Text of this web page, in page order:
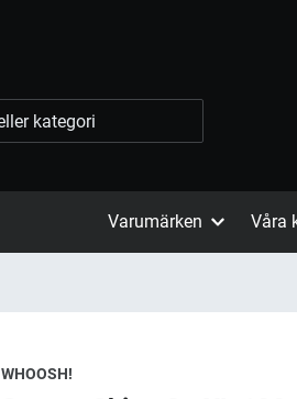
Varumärken Våra
WHOOSH!